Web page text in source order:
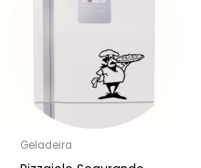
Geladeira